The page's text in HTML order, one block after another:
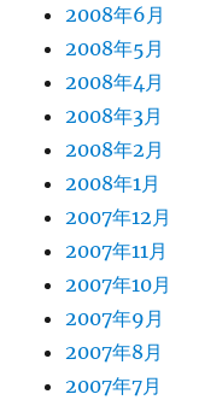
2008年6月
2008年5月
2008年4月
2008年3月
2008年2月
2008年1月
2007年12月
2007年11月
2007年10月
2007年9月
2007年8月
2007年7月